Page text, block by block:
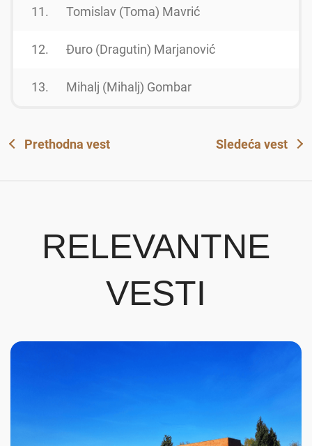
11. Tomislav (Toma) Mavrić
12. Đuro (Dragutin) Marjanović
13. Mihalj (Mihalj) Gombar
Prethodna vest Sledeća vest
RELEVANTNE
VESTI